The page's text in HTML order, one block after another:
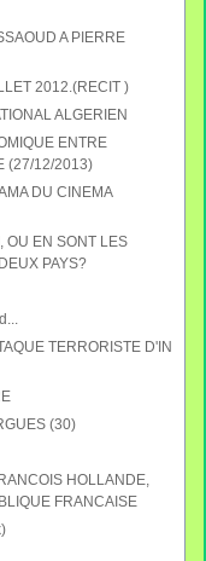
A PIERRE
2012.(RECIT )
ALGERIEN
ENTRE
(27/12/2013)
DU CINEMA
OU EN SONT LES
PAYS?
TERRORISTE D'IN
(30)
HOLLANDE,
FRANCAISE